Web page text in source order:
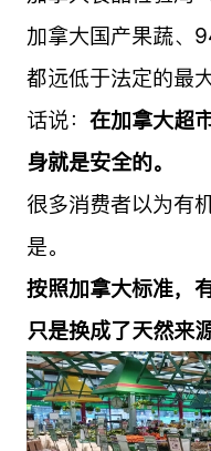
加拿大国产果蔬、
都远低于法定的最
话说： 在加拿大超
身就是安全的。
很多消费者以为有
是。
按照加拿大标准，
只是换成了天然来